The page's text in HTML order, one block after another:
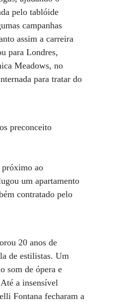
pelo tablóide
campanhas
assim a carreira
para Londres,
Meadows, no
para tratar do
preconceito
próximo ao
um apartamento
contratado pelo
20 anos de
de estilistas. Um
som de ópera e
a insensível
Fontana fecharam a